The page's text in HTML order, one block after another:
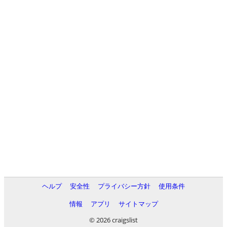
ヘルプ 安全性 プライバシー方針
使用条件
情報
アプリ
サイトマップ
© 2026 craigslist